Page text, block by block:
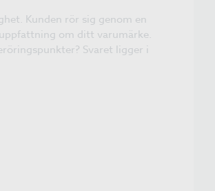
Kunden rör sig genom en
om ditt varumärke.
Svaret ligger i